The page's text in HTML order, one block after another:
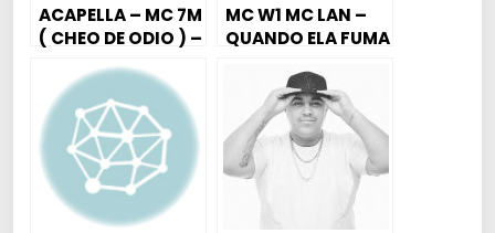
ACAPELLA – MC 7M
( CHEO DE ODIO ) –
MC W1 MC LAN –
QUANDO ELA FUMA
PROD.
KITDEPONTOS